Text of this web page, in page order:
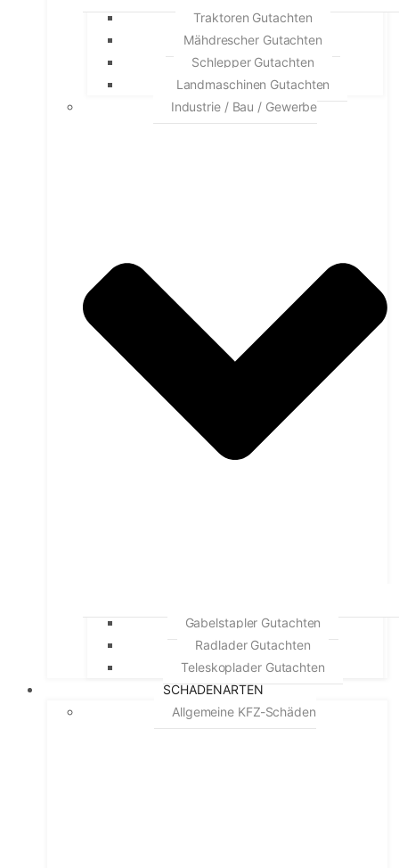
Traktoren Gutachten
Mähdrescher Gutachten
Schlepper Gutachten
Landmaschinen Gutachten
Industrie / Bau / Gewerbe
Gabelstapler Gutachten
Radlader Gutachten
Teleskoplader Gutachten
SCHADENARTEN
Allgemeine KFZ-Schäden